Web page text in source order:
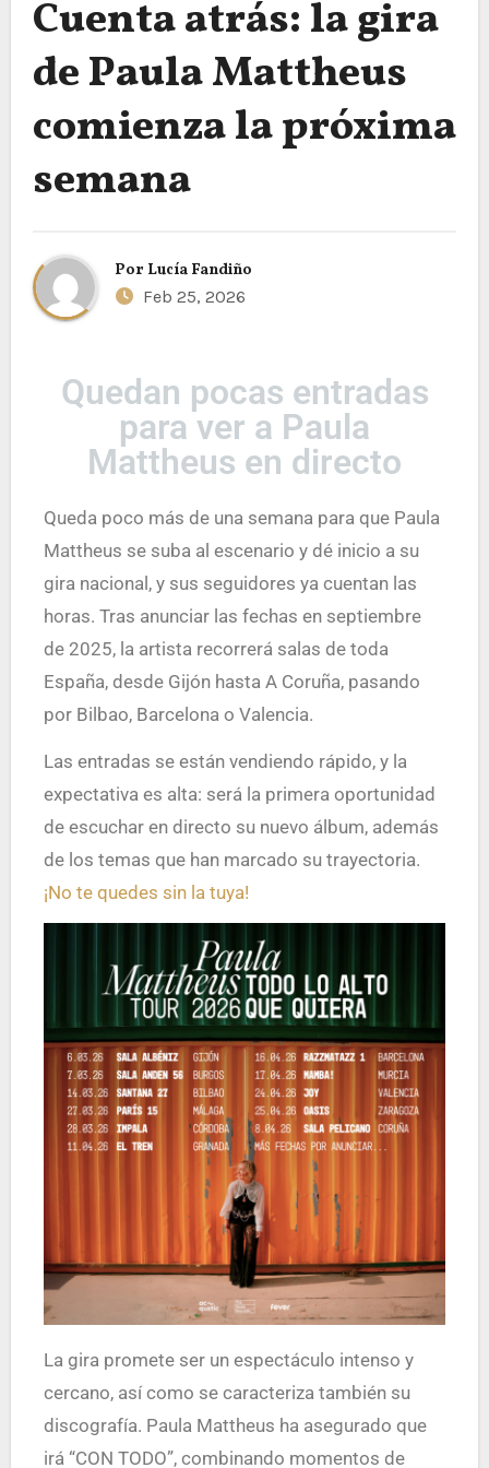
Cuenta atrás: la gira
de Paula Mattheus
comienza la próxima
semana
Por Lucía Fandiño
Feb 25, 2026
Quedan pocas entradas
para ver a Paula
Mattheus en directo
Queda poco más de una semana para que Paula
Mattheus se suba al escenario y dé inicio a su
gira nacional, y sus seguidores ya cuentan las
horas. Tras anunciar las fechas en septiembre
de 2025, la artista recorrerá salas de toda
España, desde Gijón hasta A Coruña, pasando
por Bilbao, Barcelona o Valencia.
Las entradas se están vendiendo rápido, y la
expectativa es alta: será la primera oportunidad
de escuchar en directo su nuevo álbum, además
de los temas que han marcado su trayectoria.
¡No te quedes sin la tuya!
La gira promete ser un espectáculo intenso y
cercano, así como se caracteriza también su
discografía. Paula Mattheus ha asegurado que
irá “CON TODO”, combinando momentos de